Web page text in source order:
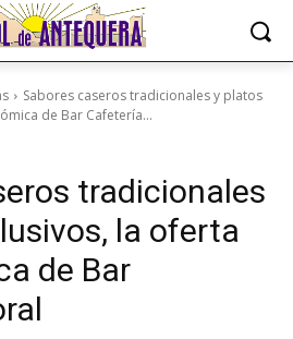
Sabores caseros tradicionales y platos
de Bar Cafetería...
tradicionales
la oferta
de Bar